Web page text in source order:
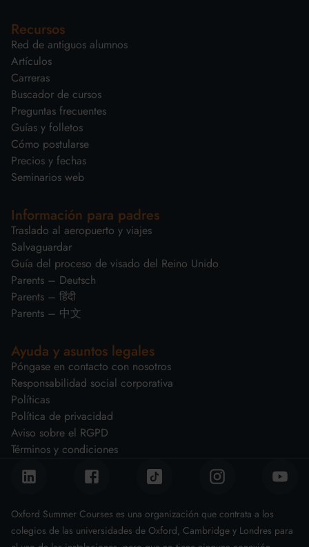
Recursos
Red de antiguos alumnos
Artículos
Carreras
Buscador de cursos
Preguntas frecuentes
Guías y folletos
Cómo postularse
Precios y fechas
Seminarios web
Información para padres
Traslado al aeropuerto y viajes
Salvaguardar
Guía del proceso de visado del Reino Unido
Parents – Deutsch
Parents – हिंदी
Parents – 中文
Ayuda y asuntos legales
Póngase en contacto con nosotros
Responsabilidad social corporativa
Políticas
Política de privacidad
Aviso sobre el RGPD
Términos y condiciones
Oxford Summer Courses es una organización que contrata a los
colegios de las universidades de Oxford, Cambridge y Londres para